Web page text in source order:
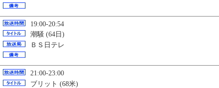
19:00-20:54
潮騒 (64日)
ＢＳ日テレ
21:00-23:00
ブリット (68米)